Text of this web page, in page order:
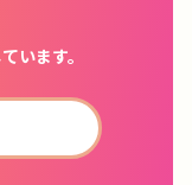
います。